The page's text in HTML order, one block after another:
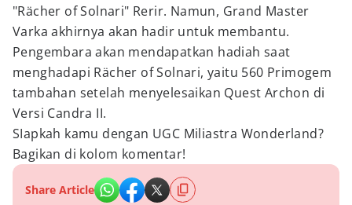
"Rächer of Solnari" Rerir. Namun, Grand Master
Varka akhirnya akan hadir untuk membantu.
Pengembara akan mendapatkan hadiah saat
menghadapi Rächer of Solnari, yaitu 560 Primogem
tambahan setelah menyelesaikan Quest Archon di
Versi Candra II.
SIapkah kamu dengan UGC Miliastra Wonderland?
Bagikan di kolom komentar!
Share Article